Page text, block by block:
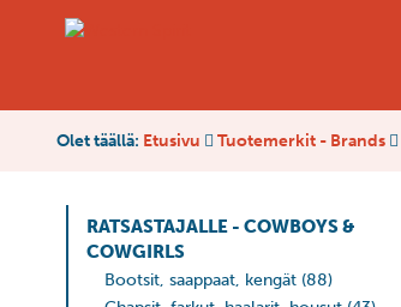
Olet täällä: Etusivu Tuotemerkit - Brands
RATSASTAJALLE - COWBOYS &
COWGIRLS
Bootsit, saappaat, kengät (88)